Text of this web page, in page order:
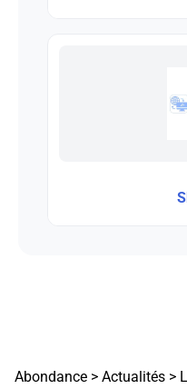
Abondance > Actualités >